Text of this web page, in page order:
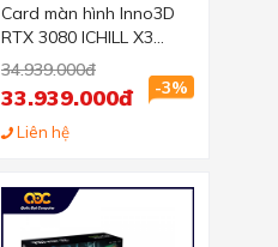
Card màn hình Inno3D
RTX 3080 ICHILL X3
10GB (10GB GDD6X,
320-bit, HDMI +DP, 2x8-
pin)
34.939.000đ
-3%
33.939.000đ
Liên hệ